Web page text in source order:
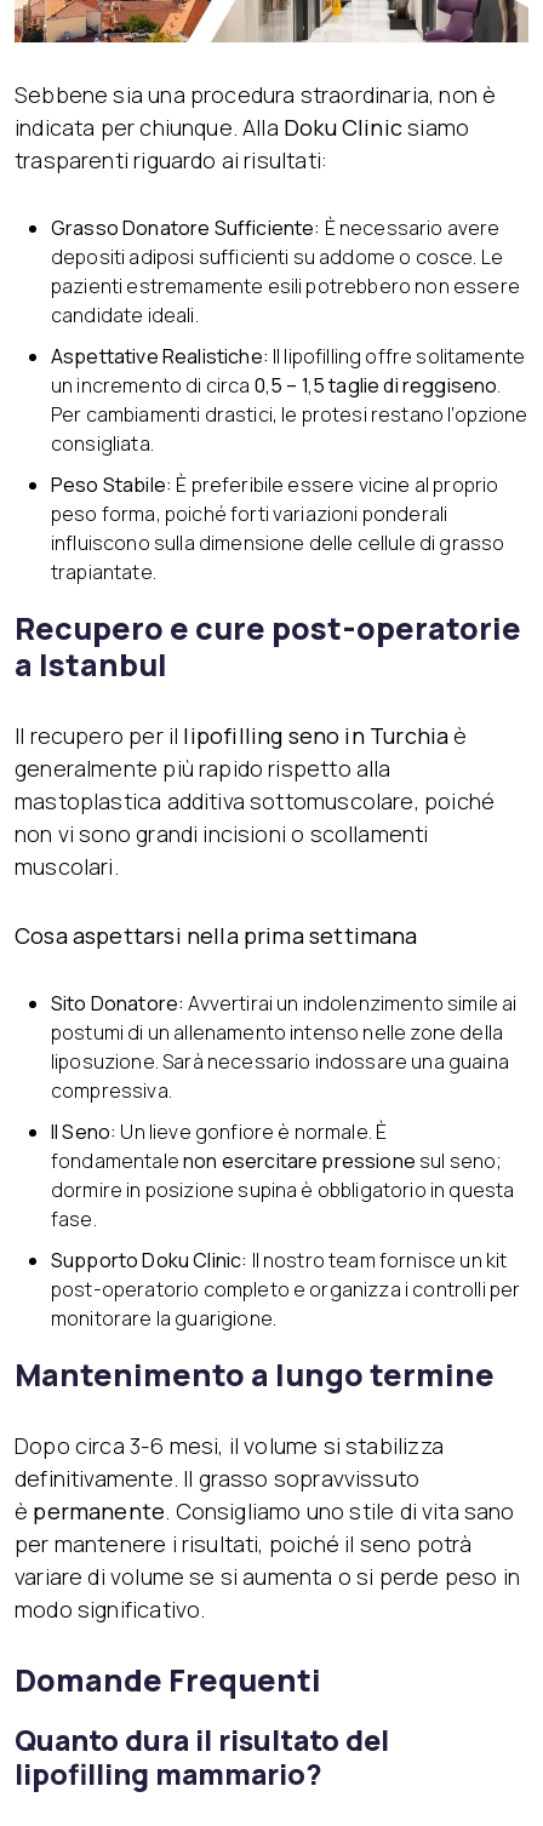
Sebbene sia una procedura straordinaria, non è
indicata per chiunque. Alla Doku Clinicsiamo
trasparenti riguardo ai risultati:
Grasso Donatore Sufficiente: È necessario avere
depositi adiposi sufficienti su addome o cosce. Le
pazienti estremamente esili potrebbero non essere
candidate ideali.
Aspettative Realistiche: Il lipofilling offre solitamente
un incremento di circa 0,5 – 1,5 taglie di reggiseno.
Per cambiamenti drastici, le protesi restano l’opzione
consigliata.
Peso Stabile: È preferibile essere vicine al proprio
peso forma, poiché forti variazioni ponderali
influiscono sulla dimensione delle cellule di grasso
trapiantate.
Recupero e cure post-operatorie
a Istanbul
Il recupero per il lipofilling seno in Turchiaè
generalmente più rapido rispetto alla
mastoplastica additiva sottomuscolare, poiché
non vi sono grandi incisioni o scollamenti
muscolari.
Cosa aspettarsi nella prima settimana
Sito Donatore: Avvertirai un indolenzimento simile ai
postumi di un allenamento intenso nelle zone della
liposuzione. Sarà necessario indossare una guaina
compressiva.
Il Seno: Un lieve gonfiore è normale. È
fondamentalenon esercitare pressione sul seno;
dormire in posizione supina è obbligatorio in questa
fase.
Supporto Doku Clinic: Il nostro team fornisce un kit
post-operatorio completo e organizza i controlli per
monitorare la guarigione.
Mantenimento a lungo termine
Dopo circa 3-6 mesi, il volume si stabilizza
definitivamente. Il grasso sopravvissuto
è permanente . Consigliamo uno stile di vita sano
per mantenere i risultati, poiché il seno potrà
variare di volume se si aumenta o si perde peso in
modo significativo.
Domande Frequenti
Quanto dura il risultato del
lipofilling mammario?